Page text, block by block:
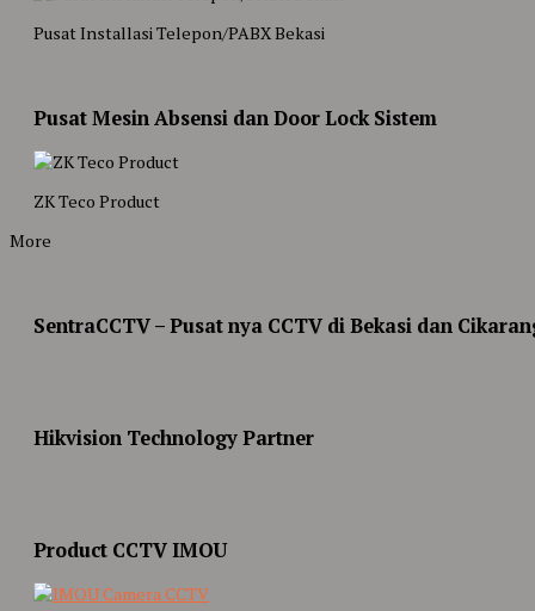
Pusat Installasi Telepon/PABX Bekasi
Pusat Mesin Absensi dan Door Lock Sistem
ZK Teco Product
More
SentraCCTV – Pusat nya CCTV di Bekasi dan
Hikvision Technology Partner
Product CCTV IMOU